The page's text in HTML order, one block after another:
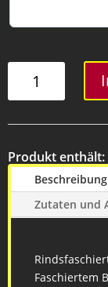
Menge
Produkt enthält:
Beschreibung
Zutaten und
Faschiertem